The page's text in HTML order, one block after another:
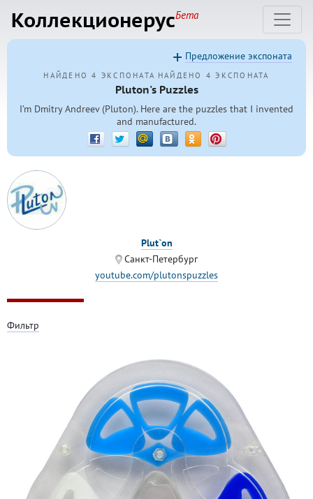
КоллекционерусБета
НАЙДЕНО 4 ЭКСПОНАТА НАЙДЕНО 4 ЭКСПОНАТА
Pluton's Puzzles
I’m Dmitry Andreev (Pluton). Here are the puzzles that I invented
and manufactured.
Предложение экспоната
Plut`on
Санкт-Петербург
youtube.com/plutonspuzzles
Фильтр